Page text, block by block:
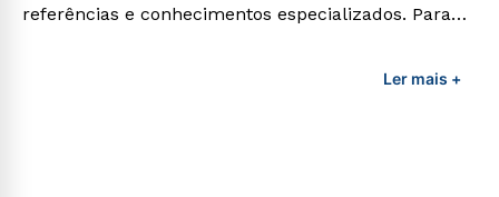
referências e conhecimentos especializados. Para
profissionais da área é preciso garantir uma
Ler mais +